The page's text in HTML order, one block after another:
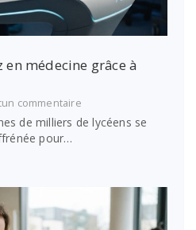
en médecine grâce à
commentairesur
Parcoursup
:
Antémed
Epsilon
de milliers de lycéens se
pour…